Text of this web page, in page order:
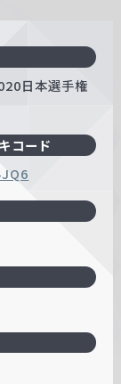
日本選手権
コード